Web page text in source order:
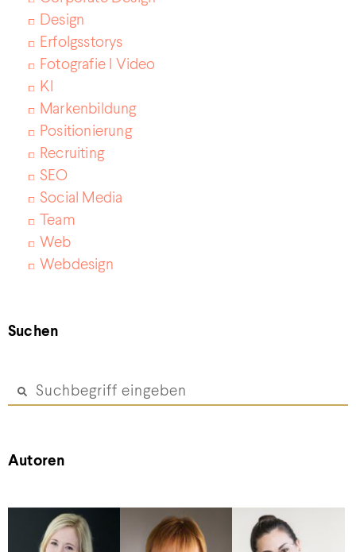
Design
Erfolgsstorys
Fotografie I Video
KI
Markenbildung
Positionierung
Recruiting
SEO
Social Media
Team
Web
Webdesign
Suchen
Autoren